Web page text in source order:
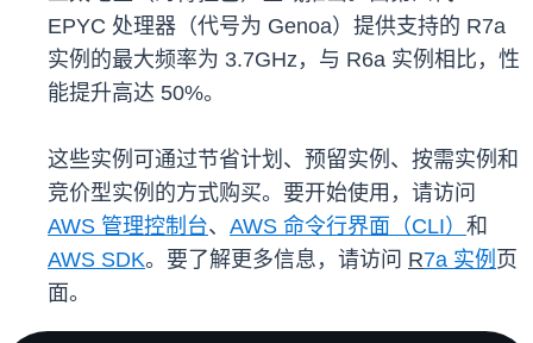
EPYC 处理器（代号为 Genoa）提供支持的 R7a
实例的最大频率为 3.7GHz，与 R6a 实例相比，性
能提升高达 50%。
这些实例可通过节省计划、预留实例、按需实例和
竞价型实例的方式购买。要开始使用，请访问
AWS 管理控制台、 AWS 命令行界面（CLI） 和
AWS SDK。要了解更多信息，请访问 R7a 实例 页
面。